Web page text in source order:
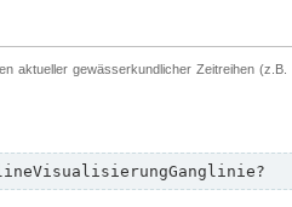
aktueller gewässerkundlicher Zeitreihen